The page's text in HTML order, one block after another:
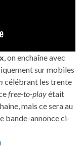
, on enchaîne avec
sur mobiles
célébrant les trente
free-to-playétait
mais ce sera au
bande-annonce ci-